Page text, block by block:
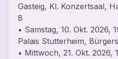
Gasteig, Kl. Konzertsaal,
8
• Samstag, 10. Okt. 2026,
Palais Stutterheim,
• Mittwoch, 21. Okt. 2026,